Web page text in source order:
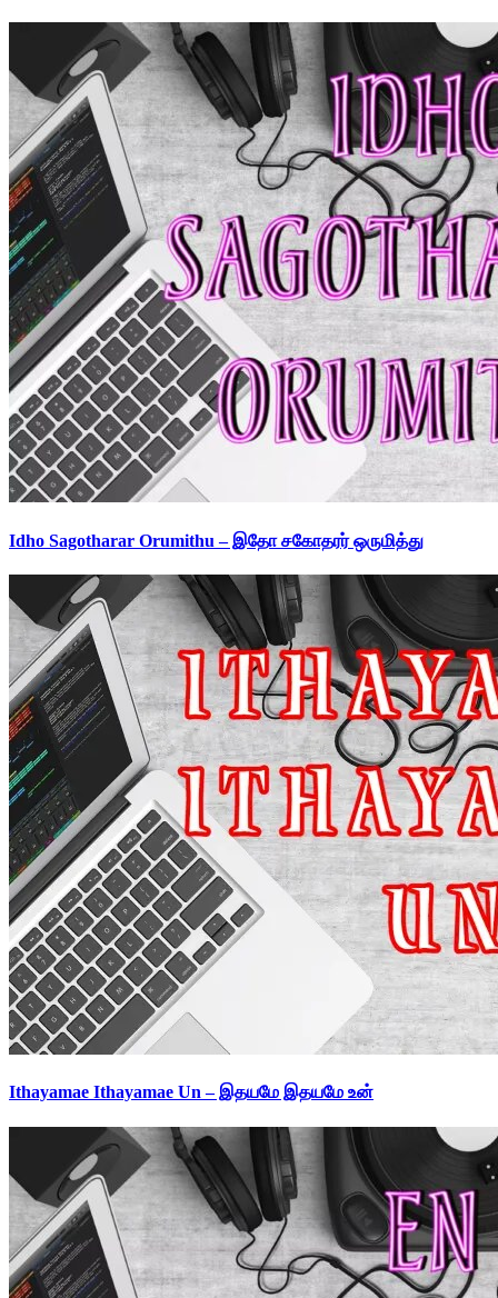
Idho Sagotharar Orumithu – இதோ சகோதரர் ஒருமித்து
Ithayamae Ithayamae Un – இதயமே இதயமே உன்